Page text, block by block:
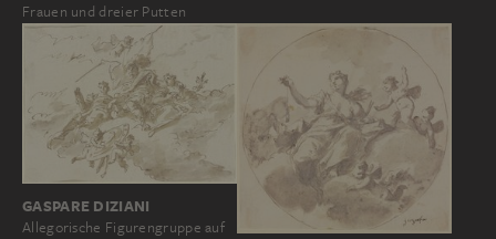
Frauen und dreier Putten
GASPARE DIZIANI
Allegorische Figurengruppe auf